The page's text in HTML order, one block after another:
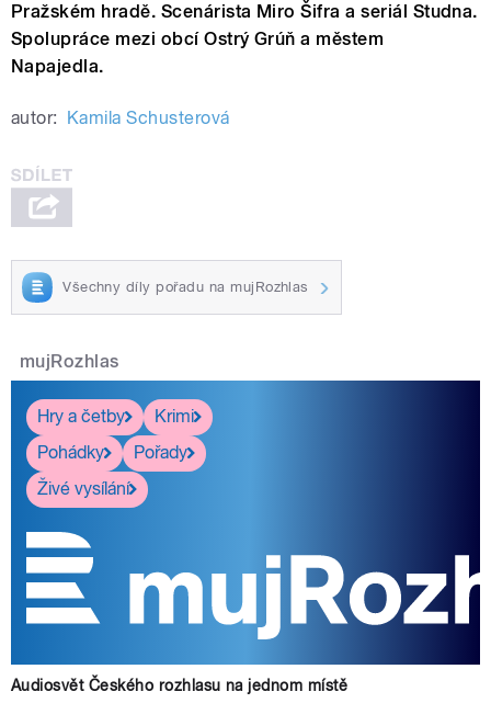
Pražském hradě. Scenárista Miro Šifra a seriál Studna.
Spolupráce mezi obcí Ostrý Grúň a městem
Napajedla.
autor: Kamila Schusterová
Všechny díly pořadu na mujRozhlas
mujRozhlas
Hry a četby
Krimi
Pohádky
Pořady
Živé vysílání
Audiosvět Českého rozhlasu na jednom místě